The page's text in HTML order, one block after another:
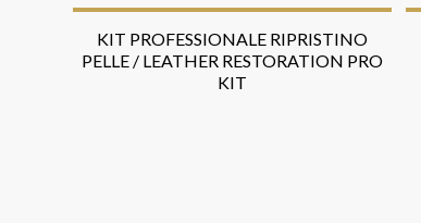
KIT PROFESSIONALE RIPRISTINO
PELLE / LEATHER RESTORATION PRO
KIT